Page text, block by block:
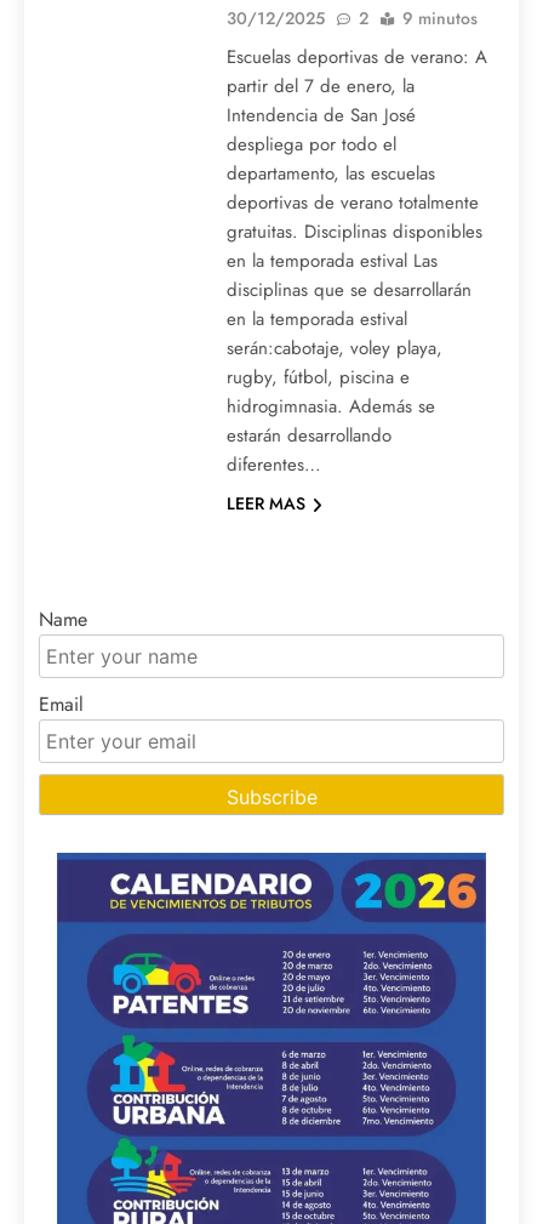
30/12/2025
2 9 minutos
Escuelas deportivas de verano: A
partir del 7 de enero, la
Intendencia de San José
despliega por todo el
departamento, las escuelas
deportivas de verano totalmente
gratuitas. Disciplinas disponibles
en la temporada estival Las
disciplinas que se desarrollarán
en la temporada estival
serán:cabotaje, voley playa,
rugby, fútbol, piscina e
hidrogimnasia. Además se
estarán desarrollando
diferentes…
LEER MAS
Name
Email